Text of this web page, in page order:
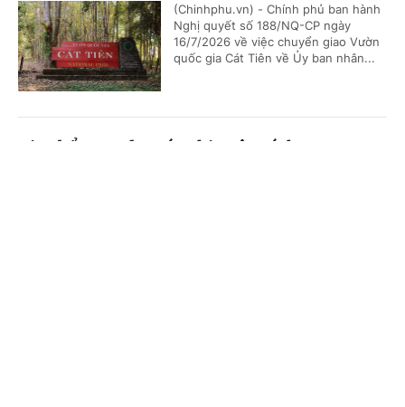
(Chinhphu.vn) - Chính phủ ban hành
Nghị quyết số 188/NQ-CP ngày
16/7/2026 về việc chuyển giao Vườn
quốc gia Cát Tiên về Ủy ban nhân...
Giao bổ sung dự toán chi ngân sách trung